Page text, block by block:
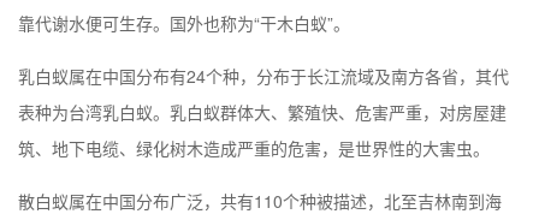
靠代谢水便可生存。国外也称为“干木白蚁”。
乳白蚁属在中国分布有24个种，分布于长江流域及南方各省，其代
表种为台湾乳白蚁。乳白蚁群体大、繁殖快、危害严重，对房屋建
筑、地下电缆、绿化树木造成严重的危害，是世界性的大害虫。
散白蚁属在中国分布广泛，共有110个种被描述，北至吉林南到海